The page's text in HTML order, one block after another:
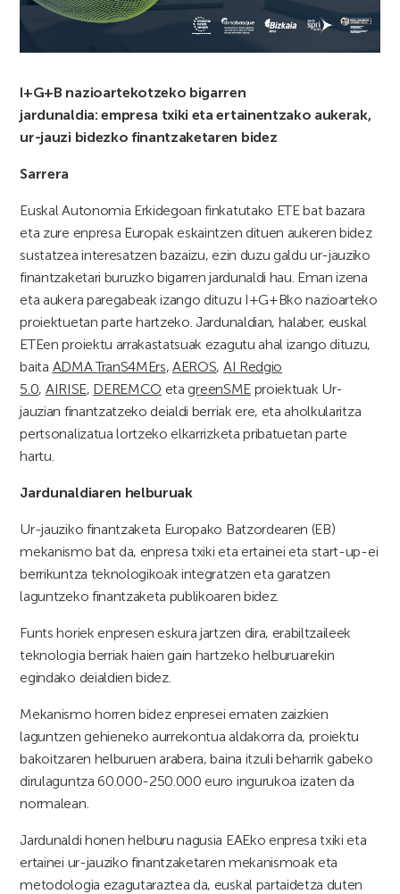
I+G+B nazioartekotzeko bigarren
jardunaldia:empresa txiki eta ertainentzako aukerak,
ur-jauzi bidezko finantzaketaren bidez
Sarrera
Euskal Autonomia Erkidegoan finkatutako ETE bat bazara
eta zure enpresa Europak eskaintzen dituen aukeren bidez
sustatzea interesatzen bazaizu, ezin duzu galdu ur-jauziko
finantzaketari buruzko bigarren jardunaldi hau. Eman izena
eta aukera paregabeak izango dituzu I+G+Bko nazioarteko
proiektuetan parte hartzeko. Jardunaldian, halaber, euskal
ETEen proiektu arrakastatsuak ezagutu ahal izango dituzu,
baita ADMA TranS4MErs,AEROS, AI Redgio
5.0, AIRISE, DEREMCO eta greenSMEproiektuak Ur-
jauzian finantzatzeko deialdi berriak ere, eta aholkularitza
pertsonalizatua lortzeko elkarrizketa pribatuetan parte
hartu.
Jardunaldiaren helburuak
Ur-jauziko finantzaketa Europako Batzordearen (EB)
mekanismo bat da, enpresa txiki eta ertainei eta start-up-ei
berrikuntza teknologikoak integratzen eta garatzen
laguntzeko finantzaketa publikoaren bidez.
Funts horiek enpresen eskura jartzen dira, erabiltzaileek
teknologia berriak haien gain hartzeko helburuarekin
egindako deialdien bidez.
Mekanismo horren bidez enpresei ematen zaizkien
laguntzen gehieneko aurrekontua aldakorra da, proiektu
bakoitzaren helburuen arabera, baina itzuli beharrik gabeko
dirulaguntza 60.000-250.000 euro ingurukoa izaten da
normalean.
Jardunaldi honen helburu nagusia EAEko enpresa txiki eta
ertainei ur-jauziko finantzaketaren mekanismoak eta
metodologia ezagutaraztea da, euskal partaidetza duten